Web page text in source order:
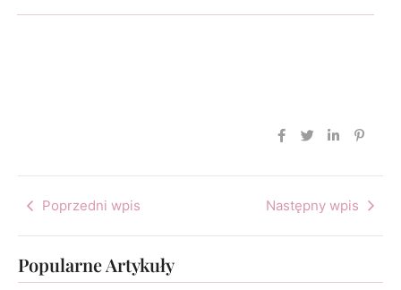
Poprzedni wpis Następny wpis
Popularne Artykuły